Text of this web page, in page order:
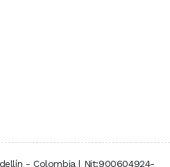
- Colombia | Nit:900604924-